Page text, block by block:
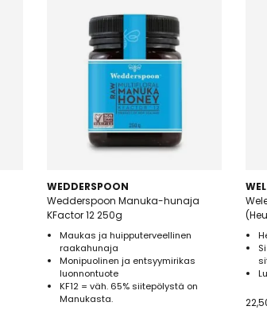
WEDDERSPOON
Wedderspoon Manuka-hunaja
KFactor 12 250g
Maukas ja huipputerveellinen
raakahunaja
Monipuolinen ja entsyymirikas
luonnontuote
KF12 = väh. 65% siitepölystä on
Manukasta.